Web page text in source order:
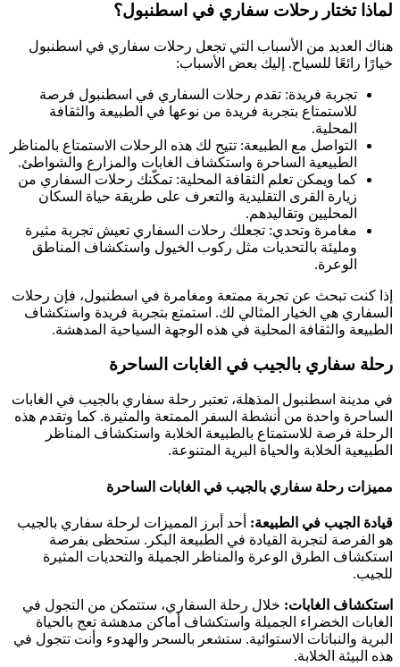
لماذا تختار رحلات سفاري في اسطنبول؟
هناك العديد من الأسباب التي تجعل رحلات سفاري في اسطنبول
خيارًا رائعًا للسياح. إليك بعض الأسباب:
تجربة فريدة: تقدم رحلات السفاري في اسطنبول فرصة
للاستمتاع بتجربة فريدة من نوعها في الطبيعة والثقافة
المحلية.
التواصل مع الطبيعة: تتيح لك هذه الرحلات الاستمتاع بالمناظر
الطبيعية الساحرة واستكشاف الغابات والمزارع والشواطئ.
كما ويمكن تعلم الثقافة المحلية: تمكّنك رحلات السفاري من
زيارة القرى التقليدية والتعرف على طريقة حياة السكان
المحليين وتقاليدهم.
مغامرة وتحدي: تجعلك رحلات السفاري تعيش تجربة مثيرة
ومليئة بالتحديات مثل ركوب الخيول واستكشاف المناطق
الوعرة.
إذا كنت تبحث عن تجربة ممتعة ومغامرة في اسطنبول، فإن رحلات
السفاري هي الخيار المثالي لك. استمتع بتجربة فريدة واستكشاف
الطبيعة والثقافة المحلية في هذه الوجهة السياحية المدهشة.
رحلة سفاري بالجيب في الغابات الساحرة
في مدينة اسطنبول المذهلة، تعتبر رحلة سفاري بالجيب في الغابات
الساحرة واحدة من أنشطة السفر الممتعة والمثيرة. كما وتقدم هذه
الرحلة فرصة للاستمتاع بالطبيعة الخلابة واستكشاف المناظر
الطبيعية الخلابة والحياة البرية المتنوعة.
مميزات رحلة سفاري بالجيب في الغابات الساحرة
قيادة الجيب في الطبيعة: أحد أبرز المميزات لرحلة سفاري بالجيب
هو الفرصة لتجربة القيادة في الطبيعة البكر. ستحظى بفرصة
استكشاف الطرق الوعرة والمناظر الجميلة والتحديات المثيرة
للجيب.
استكشاف الغابات: خلال رحلة السفاري، ستتمكن من التجول في
الغابات الخضراء الجميلة واستكشاف أماكن مدهشة تعج بالحياة
البرية والنباتات الاستوائية. ستشعر بالسحر والهدوء وأنت تتجول في
هذه البيئة الخلابة.